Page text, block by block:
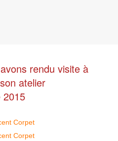
rendu visite à
atelier
2015